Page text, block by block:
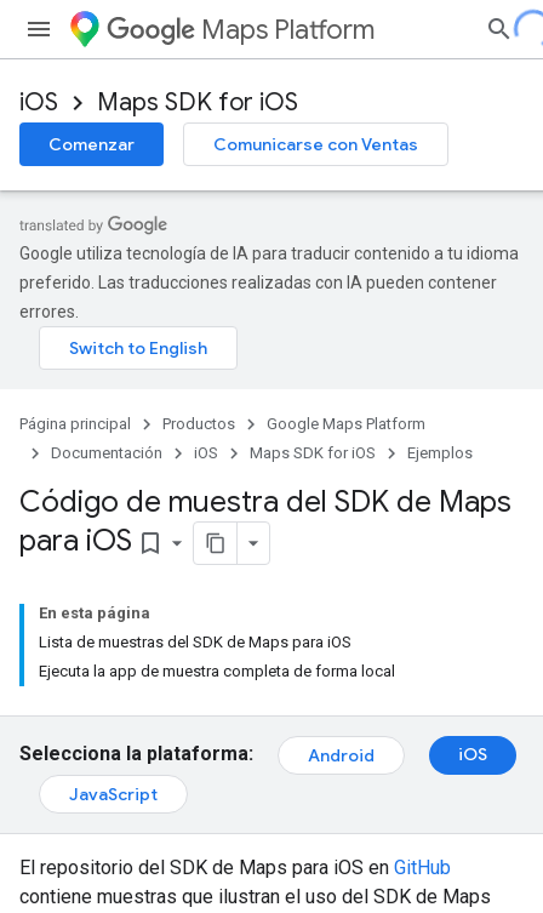
Maps Platform
iOS Maps SDK for iOS
Comenzar Comunicarse con Ventas
Google utiliza tecnología de IA para traducir contenido a tu idioma
preferido. Las traducciones realizadas con IA pueden contener
errores.
Página principal Productos
Google Maps Platform
Documentación
iOS Maps SDK for iOS Ejemplos
Código de muestra del SDK de Maps
para iOS bookmark_border
En esta página
Lista de muestras del SDK de Maps para iOS
Ejecuta la app de muestra completa de forma local
Selecciona la plataforma: Android
iOS
JavaScript
El repositorio del SDK de Maps para iOS en GitHub
contiene muestras que ilustran el uso del SDK de Maps